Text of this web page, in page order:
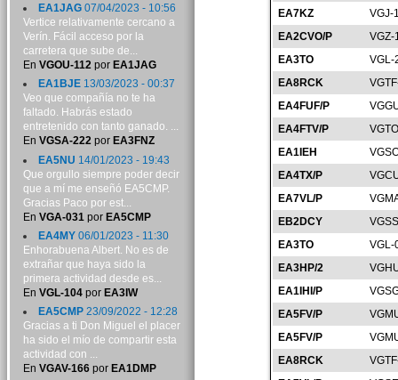
EA7KZ
VGJ-
EA2CVO/P
VGZ-
EA3TO
VGL-
EA8RCK
EA4FUF/P
EA4FTV/P
EA1IEH
EA4TX/P
EA7VL/P
EB2DCY
EA3TO
VGL-
EA3HP/2
EA1IHI/P
EA5FV/P
EA5FV/P
EA8RCK
EA1JAG07/04/2023 - 10:56
Vertice relativamente cercano a
Verín. Fácil acceso por la
carretera que sube de...
En VGOU-112por EA1JAG
EA1BJE13/03/2023 - 00:37
Veo que compañía no te ha
faltado. Habrás estado
entretenido con tanto ganado. ...
En VGSA-222por EA3FNZ
EA5NU 14/01/2023 - 19:43
Que orgullo siempre poder decir
que a mí me enseñó EA5CMP.
Gracias Paco por est...
En VGA-031 por EA5CMP
EA4MY06/01/2023 - 11:30
Enhorabuena Albert. No es de
extrañar que haya sido la
primera actividad desde es...
En VGL-104por EA3IW
EA5CMP23/09/2022 - 12:28
Gracias a ti Don Miguel el placer
ha sido el mío de compartir esta
actividad con ...
En VGAV-166por EA1DMP